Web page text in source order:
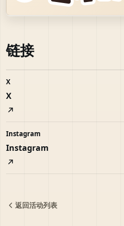
链接
X
X
Instagram
Instagram
返回活动列表